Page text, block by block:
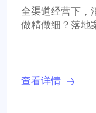
营销管控
全渠道经营下，
做精做细？落地
查看详情